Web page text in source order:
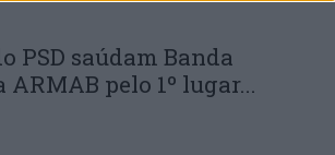
PSD saúdam Banda
pelo 1º lugar...